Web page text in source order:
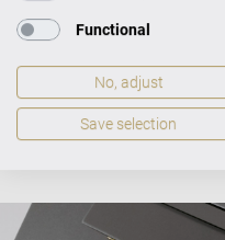
KATALOG
Functional
No, adjust
Save selection